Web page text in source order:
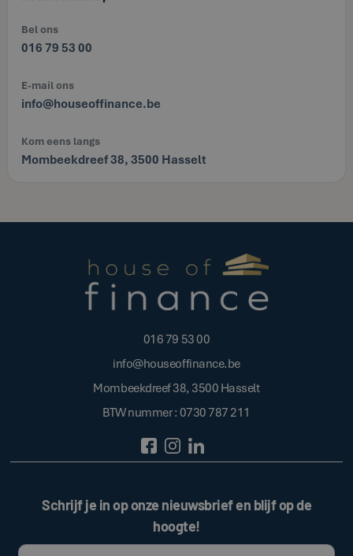
Bel ons
016 79 53 00
E-mail ons
info@houseoffinance.be
Kom eens langs
Mombeekdreef 38, 3500 Hasselt
016 79 53 00
info@houseoffinance.be
Mombeekdreef 38, 3500 Hasselt
BTW nummer : 0730 787 211
Schrijf je in op onze nieuwsbrief en blijf op de
hoogte!